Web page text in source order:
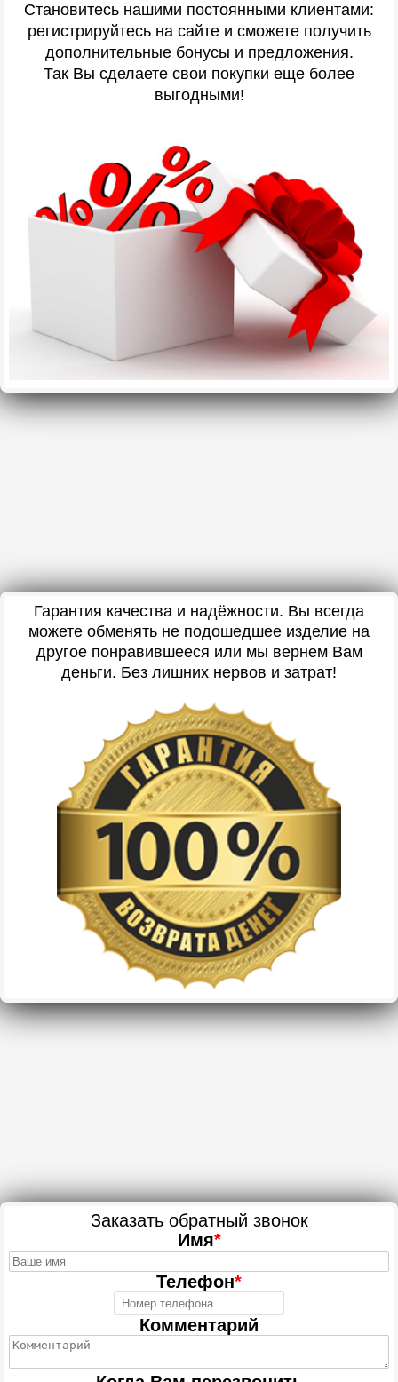
Становитесь нашими постоянными клиентами:
регистрируйтесь на сайте и сможете получить
дополнительные бонусы и предложения.
Так Вы сделаете свои покупки еще более
выгодными!
Гарантия качества и надёжности. Вы всегда
можете обменять не подошедшее изделие на
другое понравившееся или мы вернем Вам
деньги. Без лишних нервов и затрат!
Заказать обратный звонок
Имя*
Телефон*
Комментарий